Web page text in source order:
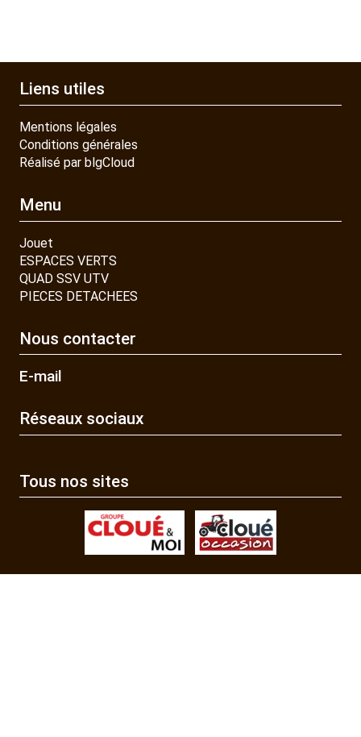
Liens utiles
Mentions légales
Conditions générales
Réalisé par blgCloud
Menu
Jouet
ESPACES VERTS
QUAD SSV UTV
PIECES DETACHEES
Nous contacter
E-mail
Réseaux sociaux
Tous nos sites